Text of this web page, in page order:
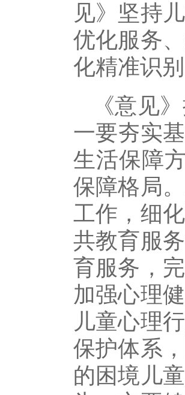
见》坚持
优化服务
化精准识
《意见
一要夯实
生活保障
保障格局
工作，细
共教育服
育服务，
加强心理
儿童心理
保护体系
的困境儿